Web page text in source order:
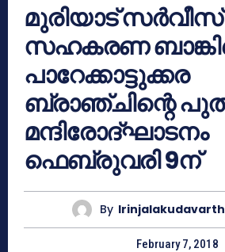
മുരിയാട് സര്‍വീസ്
സഹകരണ
പാറേക്കാട്ടുക്കര
ബ്രാഞ്ചിന്റെ
മന്ദിരോദ്ഘാടനം
ഫെബ്രുവരി 9ന്
By
February 7, 2018